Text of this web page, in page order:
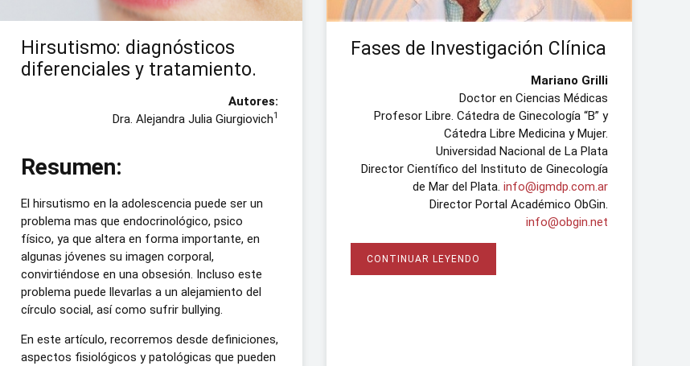
Hirsutismo: diagnósticos
diferenciales y tratamiento.
Autores:
Dra. Alejandra Julia Giurgiovich1
Resumen:
El hirsutismo en la adolescencia puede ser un
problema mas que endocrinológico, psico
físico, ya que altera en forma importante, en
algunas jóvenes su imagen corporal,
convirtiéndose en una obsesión. Incluso este
problema puede llevarlas a un alejamiento del
círculo social, así como sufrir bullying.
En este artículo, recorremos desde definiciones,
aspectos fisiológicos y patológicas que pueden
Fases de Investigación Clínica
Mariano Grilli
Doctor en Ciencias Médicas
Profesor Libre. Cátedra de Ginecología “B” y
Cátedra Libre Medicina y Mujer.
Universidad Nacional de La Plata
Director Científico del Instituto de Ginecología
de Mar del Plata. info@igmdp.com.ar
Director Portal Académico ObGin.
info@obgin.net
CONTINUAR LEYENDO